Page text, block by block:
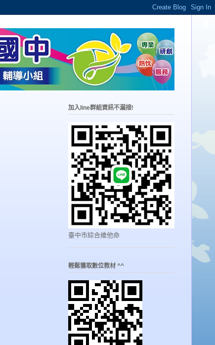
加入line群組資訊不漏接!
臺中市綜合維他命
輕鬆獲取數位教材 ^^